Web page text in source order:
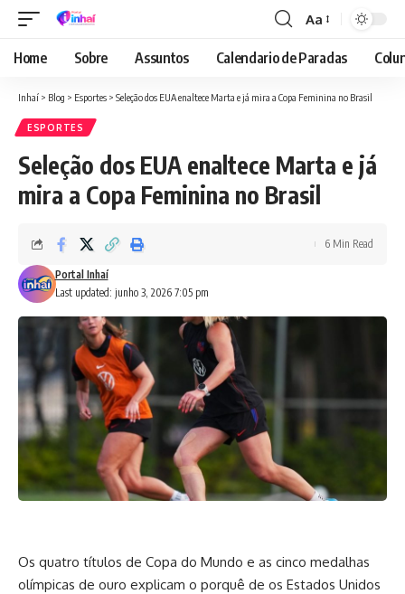
Font
Resizer
Aa
Home Sobre Assuntos Calendario de Paradas
Inhaí > Blog > Esportes > Seleção dos EUA enaltece Marta e já mira a Copa Feminina no Brasil
ESPORTES
Seleção dos EUA enaltece Marta e já
mira a Copa Feminina no Brasil
Last updated: junho 3, 2026 7:05 pm
Portal Inhaí
6 Min Read
Os quatro títulos de Copa do Mundo e as cinco medalhas
olímpicas de ouro explicam o porquê de os Estados Unidos